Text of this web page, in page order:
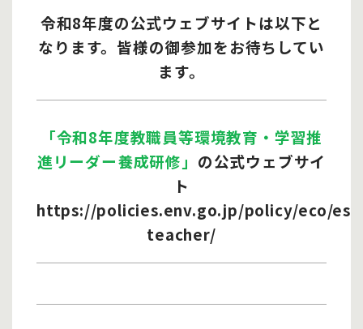
令和8年度の公式ウェブサイトは以下と
なります。 皆様の御参加をお待ちしてい
ます。
「令和8年度教職員等環境教育・学習推
進リーダー養成研修」 の公式ウェブサイ
ト
https://policies.env.go.jp/policy/eco/
teacher/